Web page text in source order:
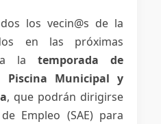
los vecin@s de la
en las próximas
la temporada de
Piscina Municipal y
, que podrán dirigirse
Empleo (SAE) para